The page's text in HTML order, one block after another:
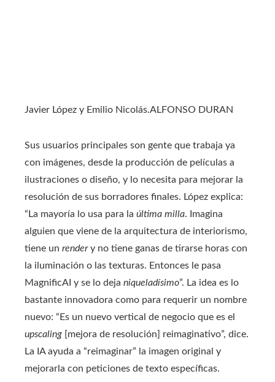
Javier López y Emilio Nicolás.ALFONSO DURAN
Sus usuarios principales son gente que trabaja ya
con imágenes, desde la producción de películas a
ilustraciones o diseño, y lo necesita para mejorar la
resolución de sus borradores finales. López explica:
“La mayoría lo usa para la última milla. Imagina
alguien que viene de la arquitectura de interiorismo,
tiene un rendery no tiene ganas de tirarse horas con
la iluminación o las texturas. Entonces le pasa
MagnificAI y se lo deja niqueladísimo”. La idea es lo
bastante innovadora como para requerir un nombre
nuevo: “Es un nuevo vertical de negocio que es el
upscaling [mejora de resolución] reimaginativo”, dice.
La IA ayuda a “reimaginar” la imagen original y
mejorarla con peticiones de texto específicas.